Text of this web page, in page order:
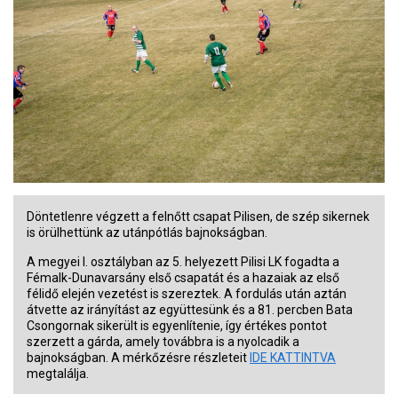
Döntetlenre végzett a felnőtt csapat Pilisen, de szép sikernek
is örülhettünk az utánpótlás bajnokságban.
A megyei I. osztályban az 5. helyezett Pilisi LK fogadta a
Fémalk-Dunavarsány első csapatát és a hazaiak az első
félidő elején vezetést is szereztek. A fordulás után aztán
átvette az irányítást az együttesünk és a 81. percben Bata
Csongornak sikerült is egyenlítenie, így értékes pontot
szerzett a gárda, amely továbbra is a nyolcadik a
bajnokságban. A mérkőzésre részleteit IDE KATTINTVA
megtalálja.